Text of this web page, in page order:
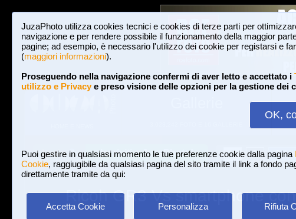
JuzaPhoto utilizza cookies tecnici e cookies di terze parti per
navigazione e per rendere possibile il funzionamento della maggior
pagine; ad esempio, è necessario l'utilizzo dei cookie per registarsi e
(maggiori informazioni).
Proseguendo nella navigazione confermi di aver letto e accettato i
utilizzo e Privacye preso visione delle opzioni per la gestione dei
OK,
Puoi gestire in qualsiasi momento le tue preferenze cookie dalla pagina
Cookie, raggiugibile da qualsiasi pagina del sito tramite il link a fondo
direttamente tramite da qui:
Accetta Cookie Personalizza Rifiuta
Login Iscriviti a JuzaPhoto! A A ?
Ricoh GR3 Vs smartphone